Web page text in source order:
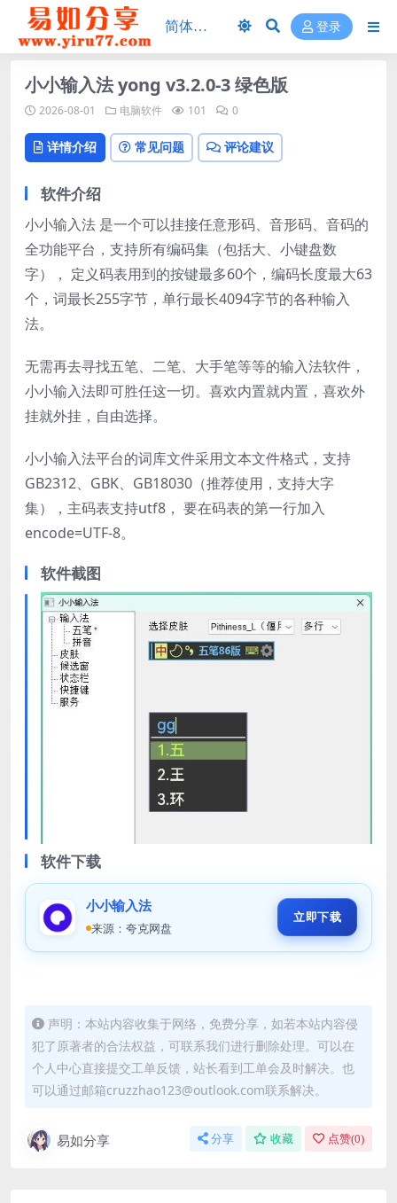
登录
小小输入法 yong v3.2.0-3 绿色版
2026-08-01 电脑软件 101 0
详情介绍 常见问题 评论建议
软件介绍
小小输入法 是一个可以挂接任意形码、音形码、音码的
全功能平台，支持所有编码集（包括大、小键盘数
字）， 定义码表用到的按键最多60个，编码长度最大63
个，词最长255字节，单行最长4094字节的各种输入
法。
无需再去寻找五笔、二笔、大手笔等等的输入法软件，
小小输入法即可胜任这一切。喜欢内置就内置，喜欢外
挂就外挂，自由选择。
小小输入法平台的词库文件采用文本文件格式，支持
GB2312、GBK、GB18030（推荐使用，支持大字
集），主码表支持utf8， 要在码表的第一行加入
encode=UTF-8。
软件截图
软件下载
小小输入法
来源：夸克网盘
立即下载
声明：本站内容收集于网络，免费分享，如若本站内容侵
犯了原著者的合法权益，可联系我们进行删除处理。可以在
个人中心直接提交工单反馈，站长看到工单会及时解决。也
可以通过邮箱cruzzhao123@outlook.com联系解决。
易如分享 分享 收藏 点赞(0)